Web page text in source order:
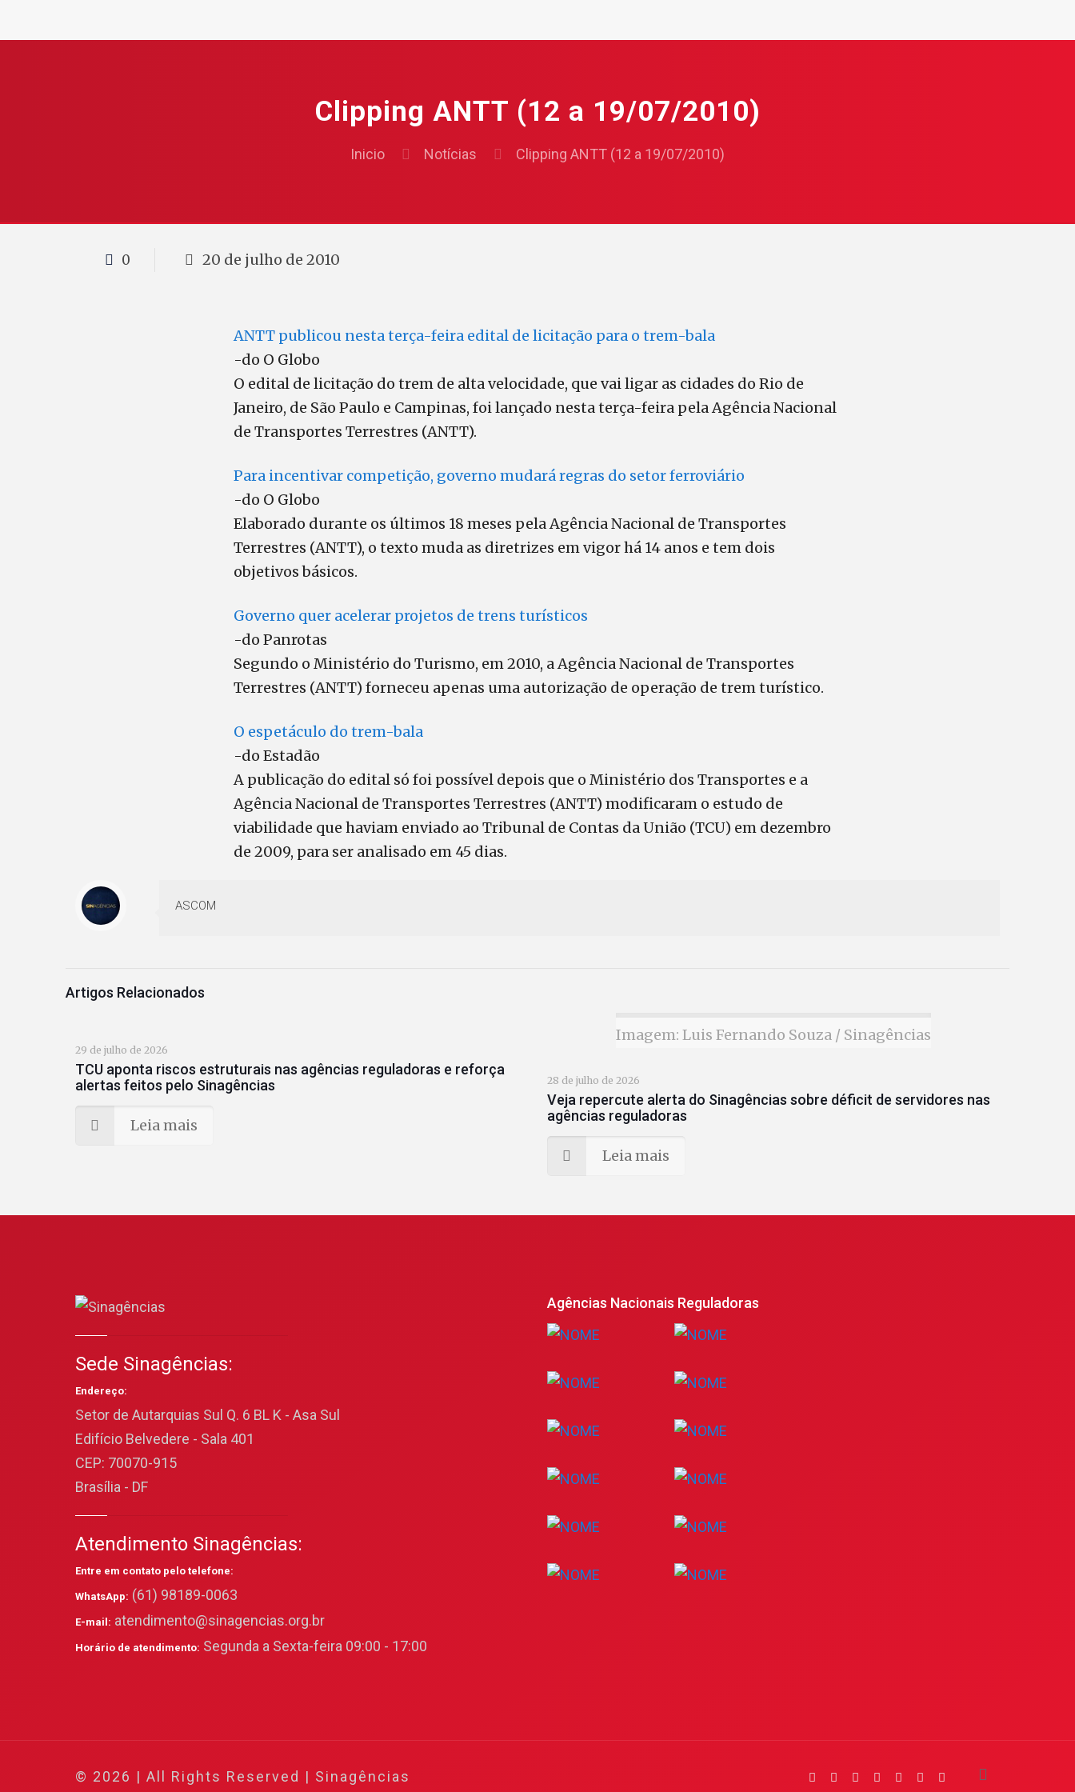
Clipping ANTT (12 a 19/07/2010)
Inicio Notícias Clipping ANTT (12 a 19/07/2010)
0 20 de julho de 2010
ANTT publicou nesta terça-feira edital de licitação para o trem-bala
-do O Globo
O edital de licitação do trem de alta velocidade, que vai ligar as cidades do Rio de
Janeiro, de São Paulo e Campinas, foi lançado nesta terça-feira pela Agência Nacional
de Transportes Terrestres (ANTT).
Para incentivar competição, governo mudará regras do setor ferroviário
-do O Globo
Elaborado durante os últimos 18 meses pela Agência Nacional de Transportes
Terrestres (ANTT), o texto muda as diretrizes em vigor há 14 anos e tem dois
objetivos básicos.
Governo quer acelerar projetos de trens turísticos
-do Panrotas
Segundo o Ministério do Turismo, em 2010, a Agência Nacional de Transportes
Terrestres (ANTT) forneceu apenas uma autorização de operação de trem turístico.
O espetáculo do trem-bala
-do Estadão
A publicação do edital só foi possível depois que o Ministério dos Transportes e a
Agência Nacional de Transportes Terrestres (ANTT) modificaram o estudo de
viabilidade que haviam enviado ao Tribunal de Contas da União (TCU) em dezembro
de 2009, para ser analisado em 45 dias.
ASCOM
Artigos Relacionados
29 de julho de 2026
TCU aponta riscos estruturais nas agências reguladoras e reforça
alertas feitos pelo Sinagências
Leia mais
Imagem: Luis Fernando Souza / Sinagências
28 de julho de 2026
Veja repercute alerta do Sinagências sobre déficit de servidores nas
agências reguladoras
Leia mais
Sede Sinagências:
Endereço:
Setor de Autarquias Sul Q. 6 BL K - Asa Sul
Edifício Belvedere - Sala 401
CEP: 70070-915
Brasília - DF
Atendimento Sinagências:
Entre em contato pelo telefone:
WhatsApp: (61) 98189-0063
E-mail: atendimento@sinagencias.org.br
Horário de atendimento: Segunda a Sexta-feira 09:00 - 17:00
Agências Nacionais Reguladoras
© 2026 | All Rights Reserved | Sinagências